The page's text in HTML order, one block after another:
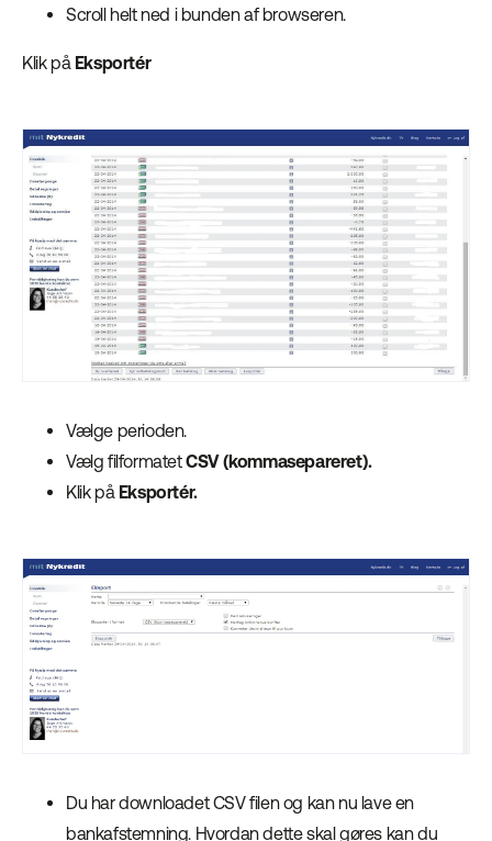
Scroll helt ned i bunden af browseren.
Klik på Eksportér
Vælge perioden.
Vælg filformatetCSV (kommasepareret).
Klik på Eksportér.
Du har downloadet CSV filen og kan nu lave en
bankafstemning. Hvordan dette skal gøres kan du